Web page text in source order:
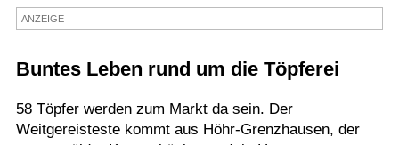
Kostenlos
ANZEIGE
Buntes Leben rund um die Töpferei
58 Töpfer werden zum Markt da sein. Der
Weitgereisteste kommt aus Höhr-Grenzhausen, der